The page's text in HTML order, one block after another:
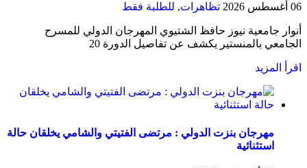
06 أغسطس 2026 تظاهرات, للطلبة فقط
أنوار جامعية نيوز حافظ الشتيوي المهرجان الدولي للمسرح
الجامعي بالمنستير يكشف عن تفاصيل الدورة 20
اقرأ المزيد
مهرجان بنزت الدولي : مرتضى الفتيتي والشامي يخلقان حالة
استثنائية